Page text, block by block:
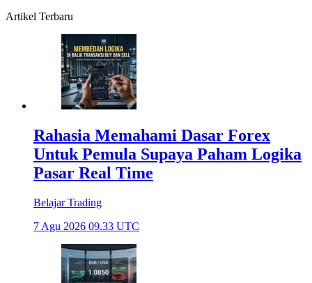
Artikel Terbaru
Rahasia Memahami Dasar Forex
Untuk Pemula Supaya Paham Logika
Pasar Real Time
Belajar Trading
7 Agu 2026 09.33 UTC